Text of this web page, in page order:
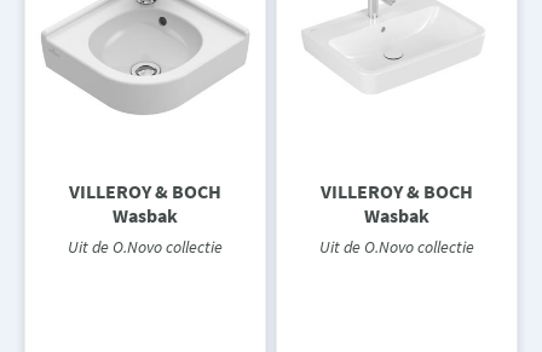
VILLEROY & BOCH
Wasbak
Uit de O.Novo collectie
VILLEROY & BOCH
Wasbak
Uit de O.Novo collectie